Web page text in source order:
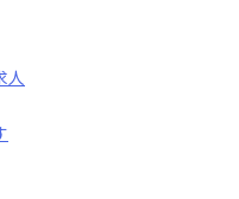
人